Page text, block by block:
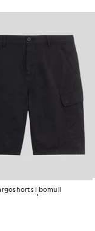
i bomull
STOR & LÅNG